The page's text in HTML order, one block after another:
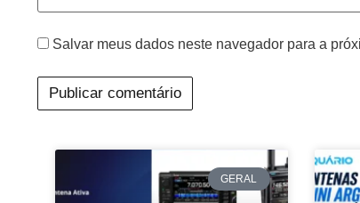
Salvar meus dados neste navegador para a
GERAL